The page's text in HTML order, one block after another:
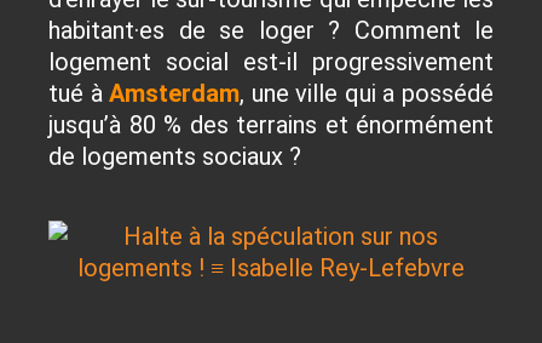
habitant·es de se loger ? Comment le
logement social est-il progressivement
tué àAmsterdam, une ville qui a possédé
jusqu’à 80 % des terrains et énormément
de logements sociaux ?